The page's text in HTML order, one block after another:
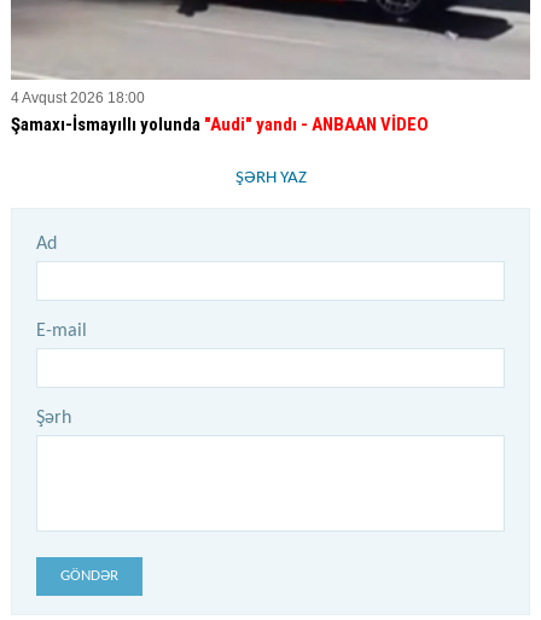
4 Avqust 2026 18:00
Şamaxı-İsmayıllı yolunda "Audi" yandı - ANBAAN VİDEO
ŞƏRH YAZ
Ad
E-mail
Şərh
GÖNDƏR